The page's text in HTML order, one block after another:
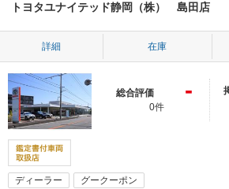
トヨタユナイテッド静岡（株） 島田店
詳細 在庫
総合評価 -
0件
ディーラー グークーポン